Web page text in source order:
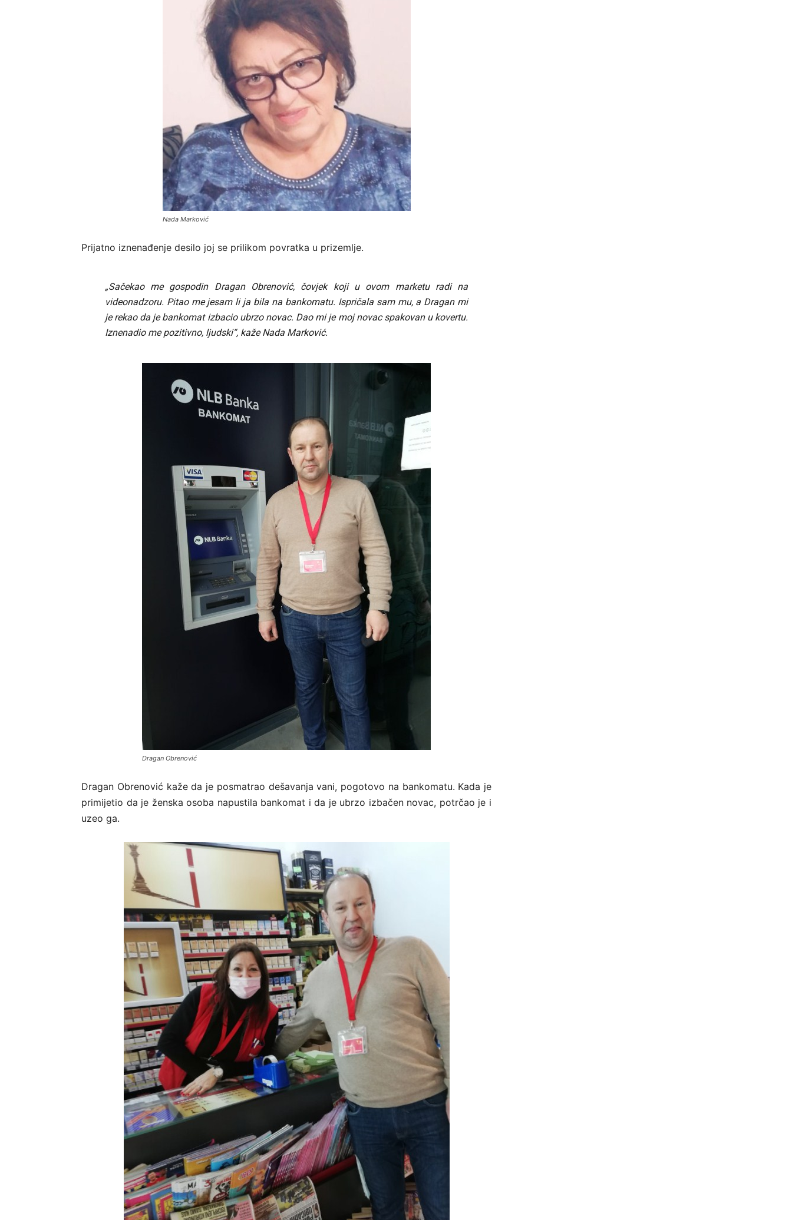
Nada Marković
Prijatno iznenađenje desilo joj se prilikom povratka u prizemlje.
„Sačekao me gospodin Dragan Obrenović, čovjek koji u ovom marketu radi na
videonadzoru. Pitao me jesam li ja bila na bankomatu. Ispričala sam mu, a Dragan mi
je rekao da je bankomat izbacio ubrzo novac. Dao mi je moj novac spakovan u kovertu.
Iznenadio me pozitivno, ljudski“, kaže Nada Marković.
Dragan Obrenović
Dragan Obrenović kaže da je posmatrao dešavanja vani, pogotovo na bankomatu. Kada je
primijetio da je ženska osoba napustila bankomat i da je ubrzo izbačen novac, potrčao je i
uzeo ga.